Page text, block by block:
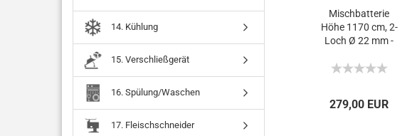
Mischbatterie
Höhe 1170 cm, 2-
Loch Ø 22 mm -
279,00 EUR
14. Kühlung
15. Verschließgerät
16. Spülung/Waschen
17. Fleischschneider